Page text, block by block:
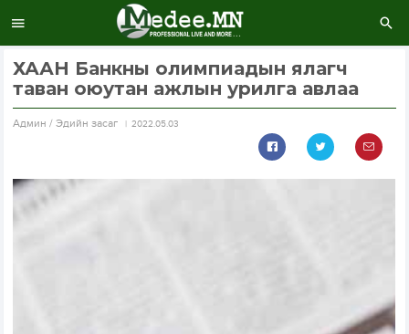
ХААН Банкны олимпиадын ялагч
таван оюутан ажлын урилга авлаа
Aдмин / Эдийн засаг 2022.05.03